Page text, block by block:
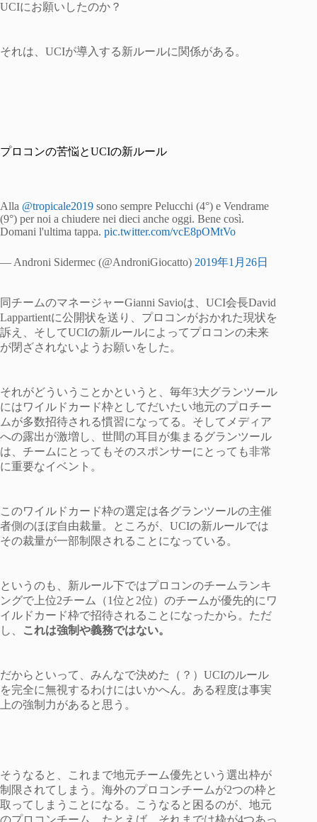
UCIにお願いしたのか？
それは、UCIが導入する新ルールに関係がある。
プロコンの苦悩とUCIの新ルール
Alla @tropicale2019 sono sempre Pelucchi (4°) e Vendrame
(9°) per noi a chiudere nei dieci anche oggi. Bene così.
Domani l'ultima tappa. pic.twitter.com/vcE8pOMtVo
— Androni Sidermec (@AndroniGiocatto) 2019年1月26日
同チームのマネージャーGianni Savioは、UCI会長David
Lappartientに公開状を送り、プロコンがおかれた現状を
訴え、そしてUCIの新ルールによってプロコンの未来
が閉ざされないようお願いをした。
それがどういうことかというと、毎年3大グランツール
にはワイルドカード枠としてだいたい地元のプロチー
ムが多数招待される慣習になってる。そしてメディア
への露出が激増し、世間の耳目が集まるグランツール
は、チームにとってもそのスポンサーにとっても非常
に重要なイベント。
このワイルドカード枠の選定は各グランツールの主催
者側のほぼ自由裁量。ところが、UCIの新ルールでは
その裁量が一部制限されることになっている。
というのも、新ルール下ではプロコンのチームランキ
ングで上位2チーム（1位と2位）のチームが優先的にワ
イルドカード枠で招待されることになったから。ただ
し、
これは強制や義務ではない。
だからといって、みんなで決めた（？）UCIのルール
を完全に無視するわけにはいかへん。ある程度は事実
上の強制力があると思う。
そうなると、これまで地元チーム優先という選出枠が
制限されてしまう。海外のプロコンチームが2つの枠と
取ってしまうことになる。こうなると困るのが、地元
のプロコンチーム。たとえば、それまでは枠が4つあっ